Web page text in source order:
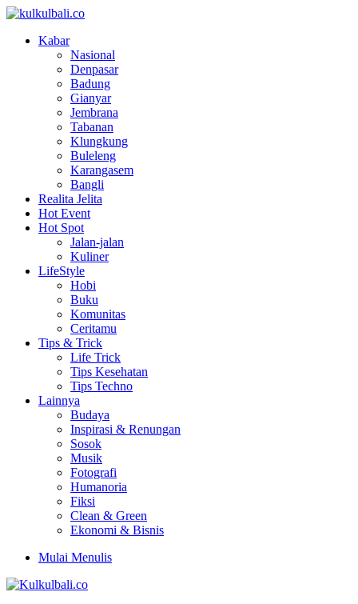
Kabar
Nasional
Denpasar
Badung
Gianyar
Jembrana
Tabanan
Klungkung
Buleleng
Karangasem
Bangli
Realita Jelita
Hot Event
Hot Spot
Jalan-jalan
Kuliner
LifeStyle
Hobi
Buku
Komunitas
Ceritamu
Tips & Trick
Life Trick
Tips Kesehatan
Tips Techno
Lainnya
Budaya
Inspirasi & Renungan
Sosok
Musik
Fotografi
Humanoria
Fiksi
Clean & Green
Ekonomi & Bisnis
Mulai Menulis